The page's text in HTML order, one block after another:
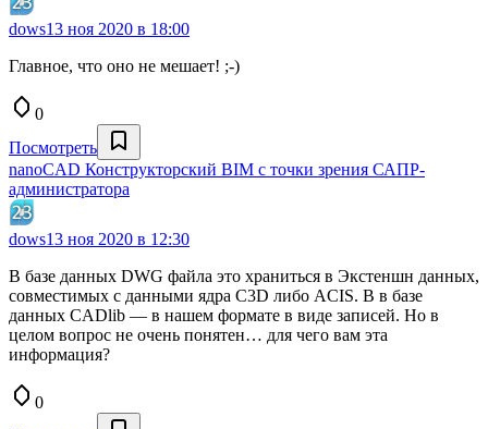
dows13 ноя 2020 в 18:00
Главное, что оно не мешает! ;-)
0
Посмотреть
nanoCAD Конструкторский BIM с точки зрения САПР-
администратора
dows13 ноя 2020 в 12:30
В базе данных DWG файла это храниться в Экстеншн данных,
совместимых с данными ядра C3D либо ACIS. В в базе
данных CADlib — в нашем формате в виде записей. Но в
целом вопрос не очень понятен… для чего вам эта
информация?
0